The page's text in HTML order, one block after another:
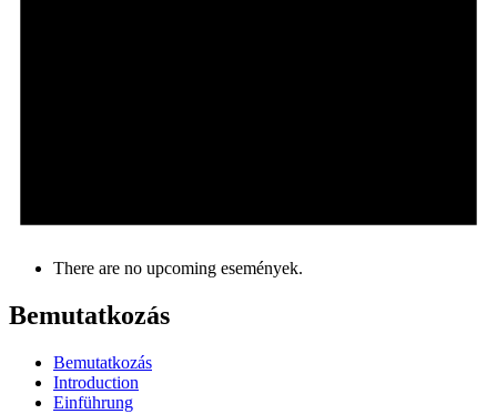
There are no upcoming események.
Bemutatkozás
Bemutatkozás
Introduction
Einführung